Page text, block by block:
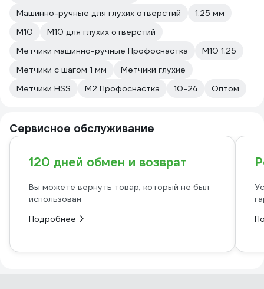
Машинно-ручные для глухих отверстий
1.25 мм
М10
М10 для глухих отверстий
Метчики машинно-ручные Профоснастка
М10 1.25
Метчики с шагом 1 мм
Метчики глухие
Метчики HSS
М2 Профоснастка 10-24 Оптом
Сервисное обслуживание
120 дней обмен и возврат
Вы можете вернуть товар, который не был
использован
Подробнее